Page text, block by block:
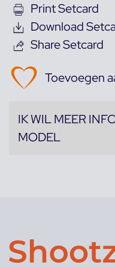
Print Setcard
Download
Share Setcard
Toevoegen
IK WIL MEER
MODEL